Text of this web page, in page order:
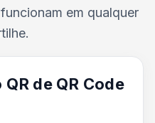
em qualquer
de QR Code